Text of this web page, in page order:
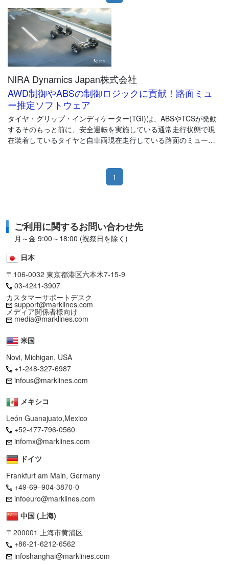
NIRA Dynamics Japan株式会社
AWD制御やABSの制御ロジックに貢献！路面ミュ
ー推定ソフトウェア
タイヤ・グリップ・インディケーター(TGI)は、ABSやTCSが発動
するそのもっと前に、安全運転を実施している通常走行状態で現
在装着しているタイヤと自車両現在走行している路面のミューを
自動車は最終的にはタイヤに伝達させた動力を路面に作用させて
制御しているので、路面ミューはとても重要なパラメータになり
【Highミュー → Lowミュー】
・ACCの車間距離や速度の制御、またはドライバーへのACC解除
・衝突軽減ブレーキの制御始動タイミングを路面の滑りやすさに
適応
・回生ブレーキを路面ミューに応じてディスクブレーキと合わせ
るブレーキブレンディング
・サマータイヤとスタッドレスタイヤ別でのABSの制御ロジック
・走行中の路面ミューをドライバーに表示するインフォテイメン
ト
・2WD/AWD制御最適化によるバッテリー消費の節約
【Lowミュー → Highミュー】
・ブレーキブレンディングから回生ブレーキに復帰し再充電の効
果を最大化
・2WD/AWD制御最適化によるバッテリー消費の節約
TGIはCAN-Bus上に流れている情報のみで路面ミューを推定するこ
されず、インストール先を選びません。
取得できる情報は路面ミュー以外にも、現在装着しているタイヤ
のスティッフネス（サマータイヤとスタッドレスタイヤの識
別）、路面のラフネスやポットホールの検出も可能で、これらす
べての情報が既存のセンサー信号を利用して得られるので、低コ
スト、安価な実装コストで車両に装備することができます。
取得された路面の情報は、クラウドに集約されRSAとRSCという
クラウドサービスによってデータ共有されています。
1
ご利用に関するお問い合わせ先
月～金 9:00～18:00 (祝祭日を除く)
日本
〒106-0032 東京都港区六本木7-15-9
03-4241-3907
カスタマーサポートデスク
support@marklines.com
メディア関係者様向け
media@marklines.com
米国
Novi, Michigan, USA
+1-248-327-6987
infous@marklines.com
メキシコ
León Guanajuato,Mexico
+52-477-796-0560
infomx@marklines.com
ドイツ
Frankfurt am Main, Germany
+49-69–904-3870-0
infoeuro@marklines.com
中国 (上海)
〒200001 上海市黄浦区
+86-21-6212-6562
infoshanghai@marklines.com